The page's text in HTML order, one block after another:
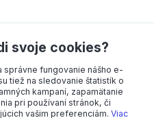
svoje cookies?
fungovanie nášho e-
tiež na sledovanie štatistík o
kampaní, zapamätanie
pri používaní stránok, či
vašim preferenciám. Viac